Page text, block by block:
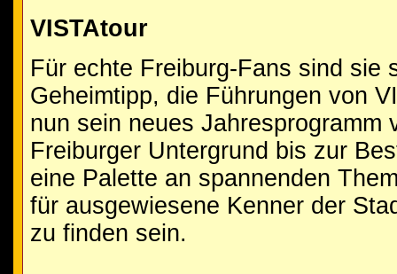
VISTAtour
Für echte Freiburg-Fans sind sie
Geheimtipp, die Führungen von
nun sein neues Jahresprogramm
Freiburger Untergrund bis zur
eine Palette an spannenden
für ausgewiesene Kenner der
zu finden sein.